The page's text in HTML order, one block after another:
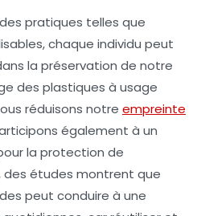
pratiques telles que
chaque individu peut
la préservation de notre
des plastiques à usage
réduisons notre empreinte
également à un
la protection de
des études montrent que
peut conduire à une